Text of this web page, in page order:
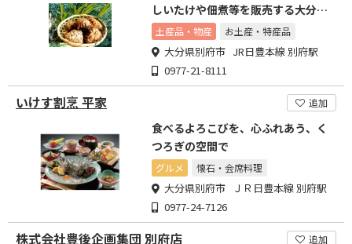
しいたけや佃煮等を販売する大分椎
茸の専門店です。
土産品・物産 お土産・特産品
大分県別府市 JR日豊本線 別府駅
0977-21-8111
いけす割烹 平家 追加
食べるよろこびを、心ふれあう、く
つろぎの空間で
グルメ 懐石・会席料理
大分県別府市 ＪＲ日豊本線 別府駅
0977-24-7126
株式会社豊後企画集団 別府店 追加